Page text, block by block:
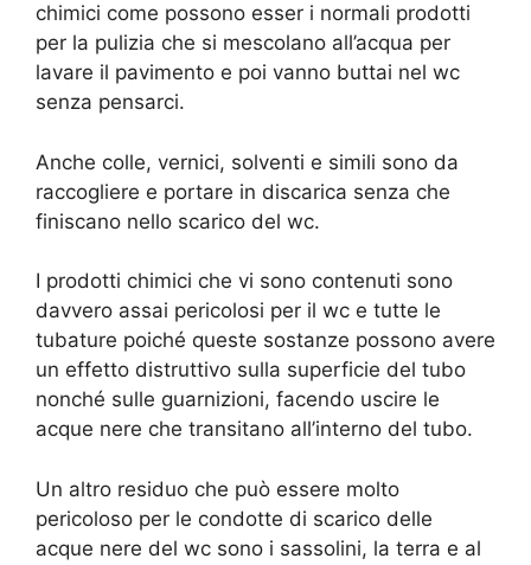
chimici come possono esser i normali prodotti
per la pulizia che si mescolano all’acqua per
lavare il pavimento e poi vanno buttai nel wc
senza pensarci.
Anche colle, vernici, solventi e simili sono da
raccogliere e portare in discarica senza che
finiscano nello scarico del wc.
I prodotti chimici che vi sono contenuti sono
davvero assai pericolosi per il wc e tutte le
tubature poiché queste sostanze possono avere
un effetto distruttivo sulla superficie del tubo
nonché sulle guarnizioni, facendo uscire le
acque nere che transitano all’interno del tubo.
Un altro residuo che può essere molto
pericoloso per le condotte di scarico delle
acque nere del wc sono i sassolini, la terra e al